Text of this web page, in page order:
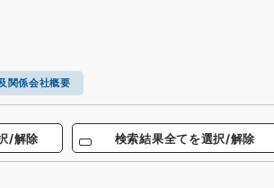
関係会社概要
/解除 検索結果全てを選択/解除